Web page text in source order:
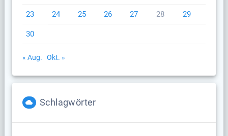
23 24 25 26 27 28 29
30
« Aug. Okt. »
Schlagwörter